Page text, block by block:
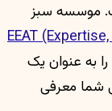
موسسه سبز
EEAT
به عنوان یک
شما معرفی